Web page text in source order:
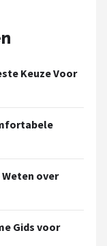
Keuze Voor
over
Gids voor